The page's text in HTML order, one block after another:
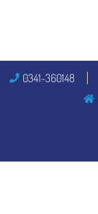
0341-360148